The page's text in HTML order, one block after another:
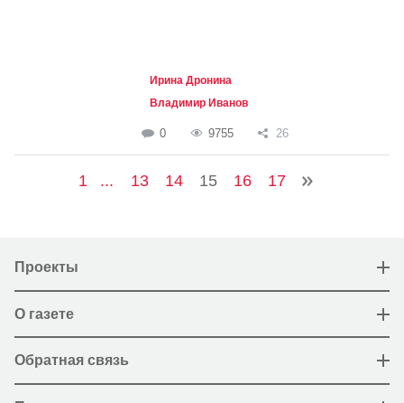
Ирина Дронина
Владимир Иванов
0 9755 26
1 ... 13 14 15 16 17
Проекты
О газете
Обратная связь